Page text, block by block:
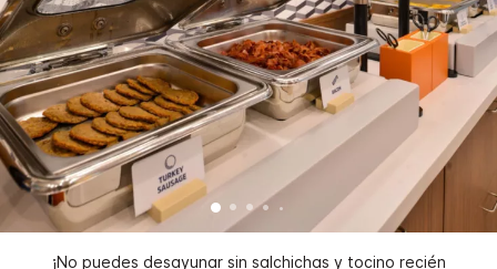
¡No puedes desayunar sin salchichas y tocino recién